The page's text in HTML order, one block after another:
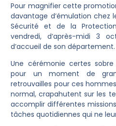
Pour magnifier cette
davantage d’émulation chez
Sécurité et de la
vendredi, d’après-midi 3
d’accueil de son département.
Une cérémonie certes
pour un moment de
retrouvailles pour ces
normal, crapahutent sur les
accomplir différentes
tâches quotidiennes qui ne